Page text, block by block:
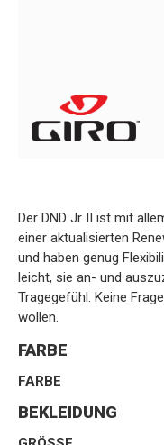
Der DND Jr II ist mit
einer aktualisierten
und haben genug
leicht, sie an- und
Tragegefühl. Keine
wollen.
FARBE
FARBE
BEKLEIDUNG